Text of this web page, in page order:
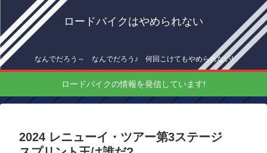
ロードバイクはやめられない
なんでだろう～ なんでだろう♪ 何回こけてもやめられない!
ロードバイクの情報を発信しています!
2024 レニューイ・ツアー第3ステージ